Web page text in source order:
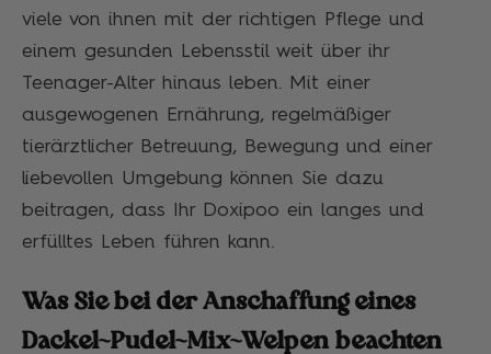
viele von ihnen mit der richtigen Pflege und
einem gesunden Lebensstil weit über ihr
Teenager-Alter hinaus leben. Mit einer
ausgewogenen Ernährung, regelmäßiger
tierärztlicher Betreuung, Bewegung und einer
liebevollen Umgebung können Sie dazu
beitragen, dass Ihr Doxipoo ein langes und
erfülltes Leben führen kann.
Was Sie bei der Anschaffung eines
Dackel-Pudel-Mix-Welpen beachten